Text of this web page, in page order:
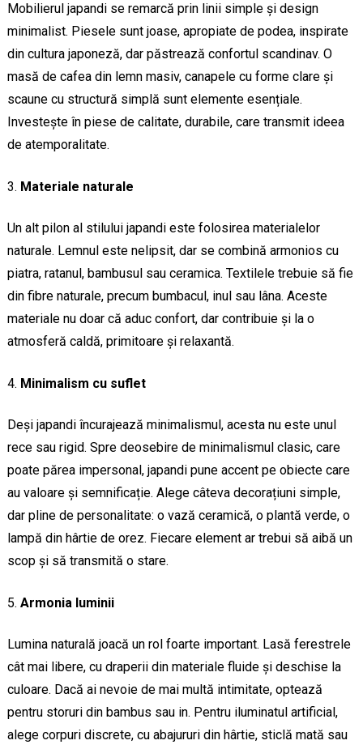
Mobilierul japandi se remarcă prin linii simple și design
minimalist. Piesele sunt joase, apropiate de podea, inspirate
din cultura japoneză, dar păstrează confortul scandinav. O
masă de cafea din lemn masiv, canapele cu forme clare și
scaune cu structură simplă sunt elemente esențiale.
Investește în piese de calitate, durabile, care transmit ideea
de atemporalitate.
Materiale naturale
Un alt pilon al stilului japandi este folosirea materialelor
naturale. Lemnul este nelipsit, dar se combină armonios cu
piatra, ratanul, bambusul sau ceramica. Textilele trebuie să fie
din fibre naturale, precum bumbacul, inul sau lâna. Aceste
materiale nu doar că aduc confort, dar contribuie și la o
atmosferă caldă, primitoare și relaxantă.
Minimalism cu suflet
Deși japandi încurajează minimalismul, acesta nu este unul
rece sau rigid. Spre deosebire de minimalismul clasic, care
poate părea impersonal, japandi pune accent pe obiecte care
au valoare și semnificație. Alege câteva decorațiuni simple,
dar pline de personalitate: o vază ceramică, o plantă verde, o
lampă din hârtie de orez. Fiecare element ar trebui să aibă un
scop și să transmită o stare.
Armonia luminii
Lumina naturală joacă un rol foarte important. Lasă ferestrele
cât mai libere, cu draperii din materiale fluide și deschise la
culoare. Dacă ai nevoie de mai multă intimitate, optează
pentru storuri din bambus sau in. Pentru iluminatul artificial,
alege corpuri discrete, cu abajururi din hârtie, sticlă mată sau